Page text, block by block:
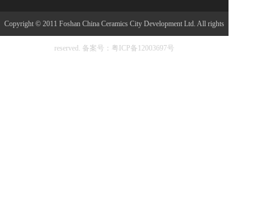
Copyright © 2011 Foshan China Ceramics City Development Ltd. All rights
reserved. 备案号：粤ICP备12003697号